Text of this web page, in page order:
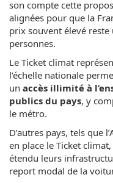
son compte cette
alignées pour que la
prix souvent élevé
personnes.
Le Ticket climat
l’échelle nationale
un accès illimité à
publics du pays, y
le métro.
D’autres pays, tels que
en place le Ticket
étendu leurs
report modal de la